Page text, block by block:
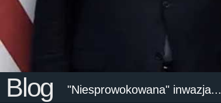
Blog "Niesprowokowana" inwazja...